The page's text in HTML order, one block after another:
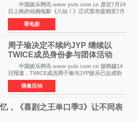
中国娱乐网讯 www yule com cn 原定7月24
日上映的动画电影《八仙！》正式宣布提档至7月
18日。这部国风动画大片将八仙过海，各显神通
这句刻在国人DNA里的俗语玩出了新花样——影
片讲述凡人
看电影
周子瑜决定不续约JYP 继续以
TWICE成员身份参与团体活动
中国娱乐网讯 www yule com cn 据韩媒14
日报道，TWICE成员周子瑜与JYP娱乐已达成协
议，不再续签个人专属合约，但她将继续参与
TWICE的完整团体活动。 周子瑜于2015年通
过生存节目《SIXTE
偶像活动
，《喜剧之王单口季3》让不同表